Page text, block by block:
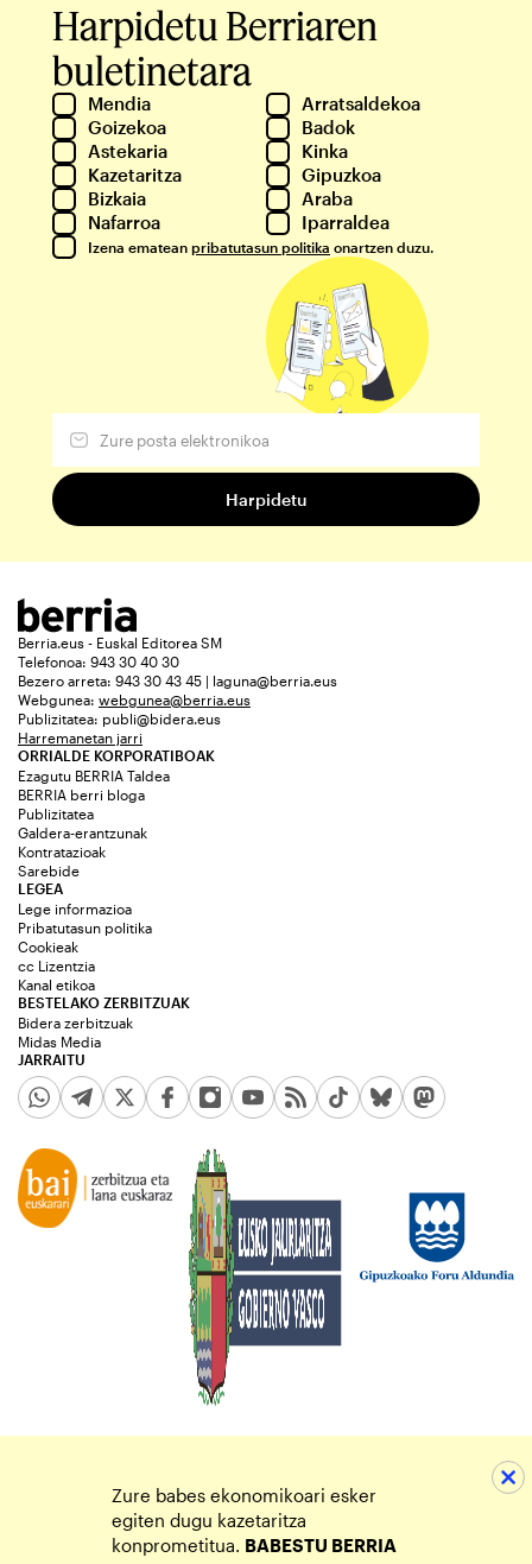
Harpidetu Berriaren
buletinetara
Mendia
Arratsaldekoa
Goizekoa
Badok
Astekaria
Kinka
Kazetaritza
Gipuzkoa
Bizkaia
Araba
Nafarroa
Iparraldea
Izena ematean pribatutasun politika onartzen duzu.
Berria.eus - Euskal Editorea SM
Telefonoa: 943 30 40 30
Bezero arreta: 943 30 43 45 | laguna@berria.eus
Webgunea: webgunea@berria.eus
Publizitatea: publi@bidera.eus
Harremanetan jarri
ORRIALDE KORPORATIBOAK
Ezagutu BERRIA Taldea
BERRIA berri bloga
Publizitatea
Galdera-erantzunak
Kontratazioak
Sarebide
JARRAITU
LEGEA
Lege informazioa
Pribatutasun politika
Cookieak
cc Lizentzia
Kanal etikoa
BESTELAKO ZERBITZUAK
Bidera zerbitzuak
Midas Media
Zure babes ekonomikoari esker
egiten dugu kazetaritza
konprometitua. BABESTU BERRIA